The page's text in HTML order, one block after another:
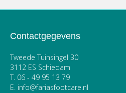
Contactgegevens
Tweede Tuinsingel 30
3112 ES Schiedam
T. 06 - 49 95 13 79
E. info@fariasfootcare.nl